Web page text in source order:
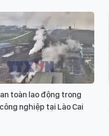
toàn lao động trong
nghiệp tại Lào Cai